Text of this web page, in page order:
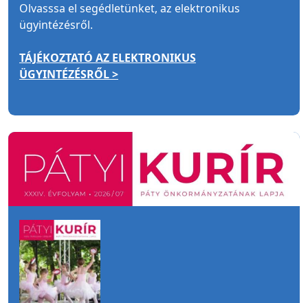
Olvasssa el segédletünket, az elektronikus
ügyintézésről.
TÁJÉKOZTATÓ AZ ELEKTRONIKUS
ÜGYINTÉZÉSRŐL >